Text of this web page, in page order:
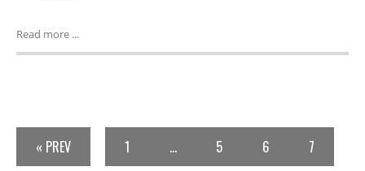
Read more ...
« PREV 1 … 5 6 7